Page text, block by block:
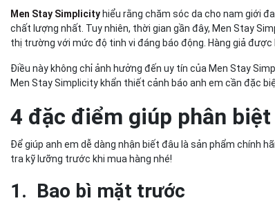
Simplicity
Cần hỗ trợ? Liên hệ ngay với Men Stay Simplicity!
Men Stay Simplicity hiểu rằng chăm sóc da cho nam giới
chất lượng nhất. Tuy nhiên, thời gian gần đây, Men Stay
thị trường với mức độ tinh vi đáng báo động. Hàng giả
Điều này không chỉ ảnh hưởng đến uy tín của Men Stay
Men Stay Simplicity khẩn thiết cảnh báo anh em cần đặc
4 đặc điểm giúp phân
Để giúp anh em dễ dàng nhận biết đâu là sản phẩm chính
tra kỹ lưỡng trước khi mua hàng nhé!
1. Bao bì mặt trước